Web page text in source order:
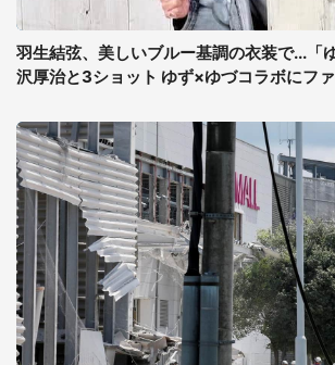
羽生結弦、美しいブルー基調の衣装で...「
沢厚治と3ショット ゆず×ゆづコラボにフ